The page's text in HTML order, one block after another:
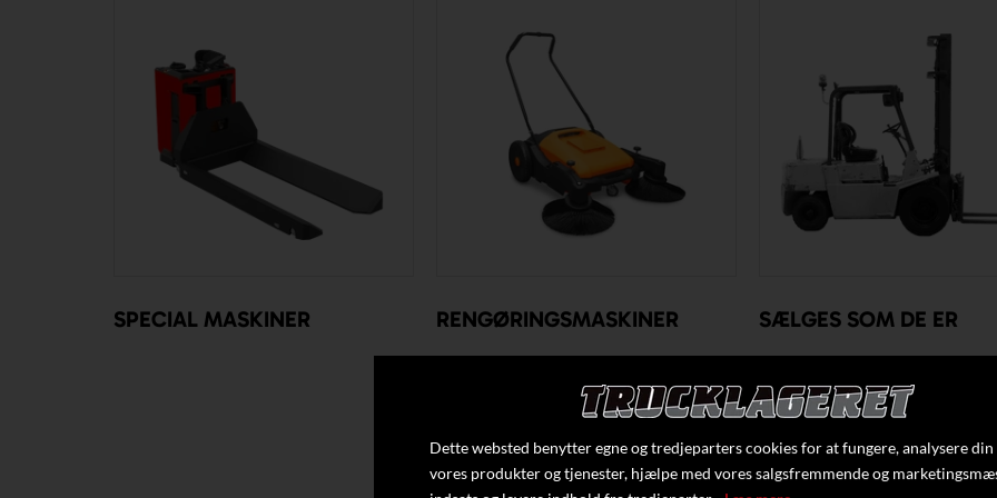
SPECIAL MASKINER RENGØRINGSMASKINER SÆLGES SOM DE ER
Dette websted benytter egne og tredjeparters cookies for at fungere, analysere
vores produkter og tjenester, hjælpe med vores salgsfremmende og